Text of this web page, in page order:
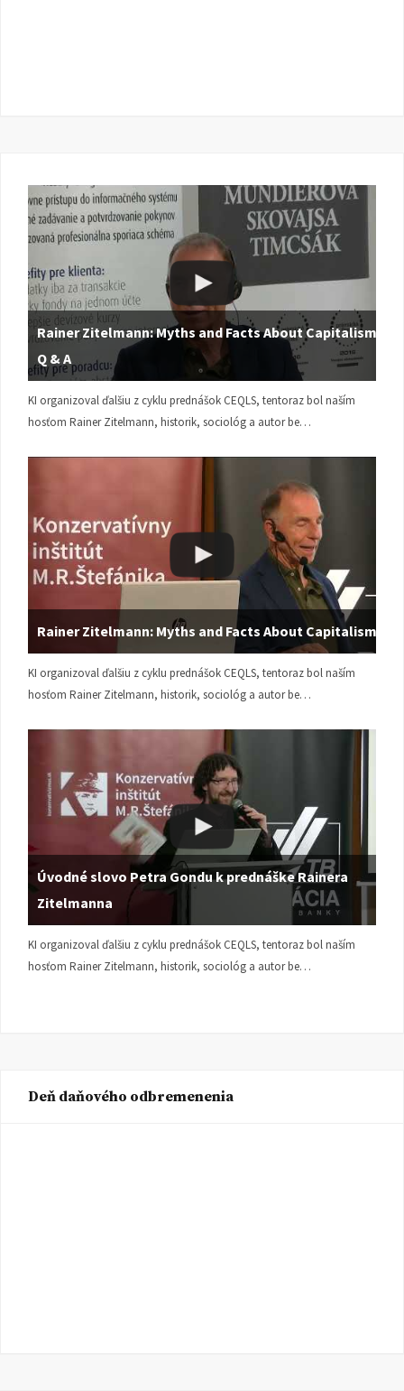
Rainer Zitelmann: Myths and Facts About Capitalism |
Q & A
KI organizoval ďalšiu z cyklu prednášok CEQLS, tentoraz bol naším
hosťom Rainer Zitelmann, historik, sociológ a autor be…
Rainer Zitelmann: Myths and Facts About Capitalism
KI organizoval ďalšiu z cyklu prednášok CEQLS, tentoraz bol naším
hosťom Rainer Zitelmann, historik, sociológ a autor be…
Úvodné slovo Petra Gondu k prednáške Rainera
Zitelmanna
KI organizoval ďalšiu z cyklu prednášok CEQLS, tentoraz bol naším
hosťom Rainer Zitelmann, historik, sociológ a autor be…
Deň daňového odbremenenia